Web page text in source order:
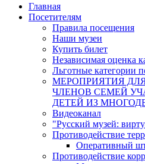
Главная
Посетителям
Правила посещения
Наши музеи
Купить билет
Независимая оценка
Льготные категории
МЕРОПРИЯТИЯ
ЧЛЕНОВ СЕМЕЙ
ДЕТЕЙ ИЗ
Видеоканал
"Русский музей:
Противодействие
Оперативный
Противодействие